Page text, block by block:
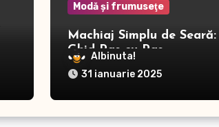
Modă şi frumuseţe
Machiaj Simplu de Seară:
Ghid Pas cu Pas
Albinuta!
31 ianuarie 2025